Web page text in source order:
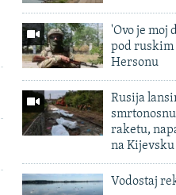
'Ovo je moj
pod ruskim
Hersonu
Rusija
raketu,
na Kijevsku
Vodostaj